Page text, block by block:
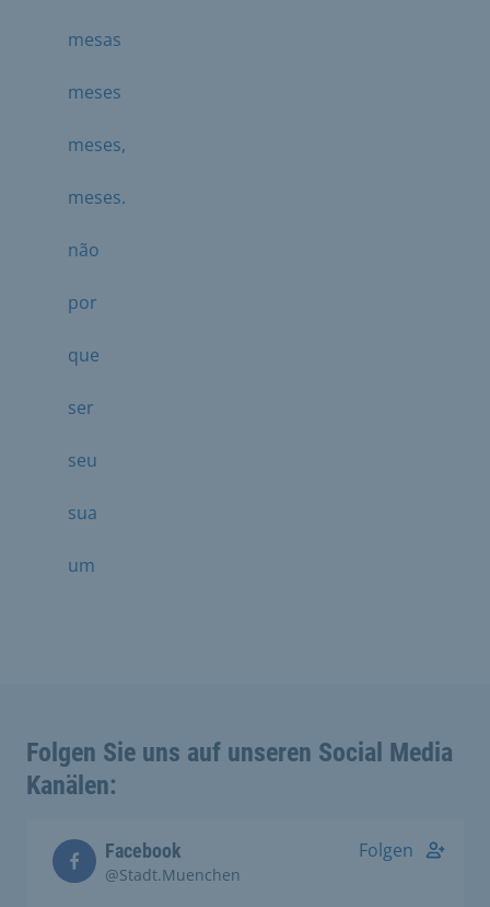
mesas
meses
meses,
meses.
não
por
que
ser
seu
sua
um
Folgen Sie uns auf unseren Social Media
Kanälen:
Facebook
@Stadt.Muenchen
Folgen